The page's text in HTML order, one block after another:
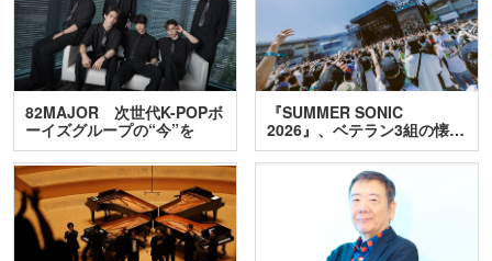
82MAJOR 次世代K-POPボ
ーイズグループの“今”を
訊…
『SUMMER SONIC
2026』、ベテラン3組の懐…